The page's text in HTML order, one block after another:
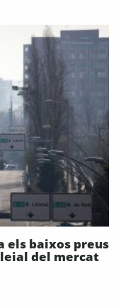
els baixos preus
del mercat